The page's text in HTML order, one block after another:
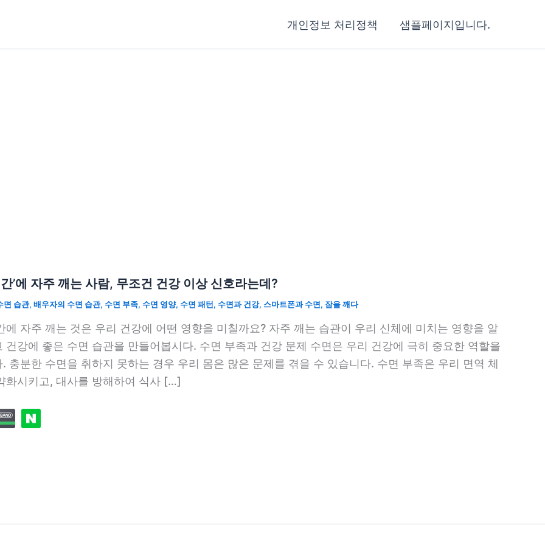
개인정보 처리정책 샘플페이지입니다.
간’에 자주 깨는 사람, 무조건 건강 이상 신호라는데?
면 습관, 배우자의 수면 습관, 수면 부족, 수면 영양, 수면 패턴, 수면과 건강, 스마트폰과 수면, 잠을 깨다
에 자주 깨는 것은 우리 건강에 어떤 영향을 미칠까요? 자주 깨는 습관이 우리 신체에 미치는 영향을 알
건강에 좋은 수면 습관을 만들어봅시다. 수면 부족과 건강 문제 수면은 우리 건강에 극히 중요한 역할을
. 충분한 수면을 취하지 못하는 경우 우리 몸은 많은 문제를 겪을 수 있습니다. 수면 부족은 우리 면역 체
화시키고, 대사를 방해하여 식사 […]